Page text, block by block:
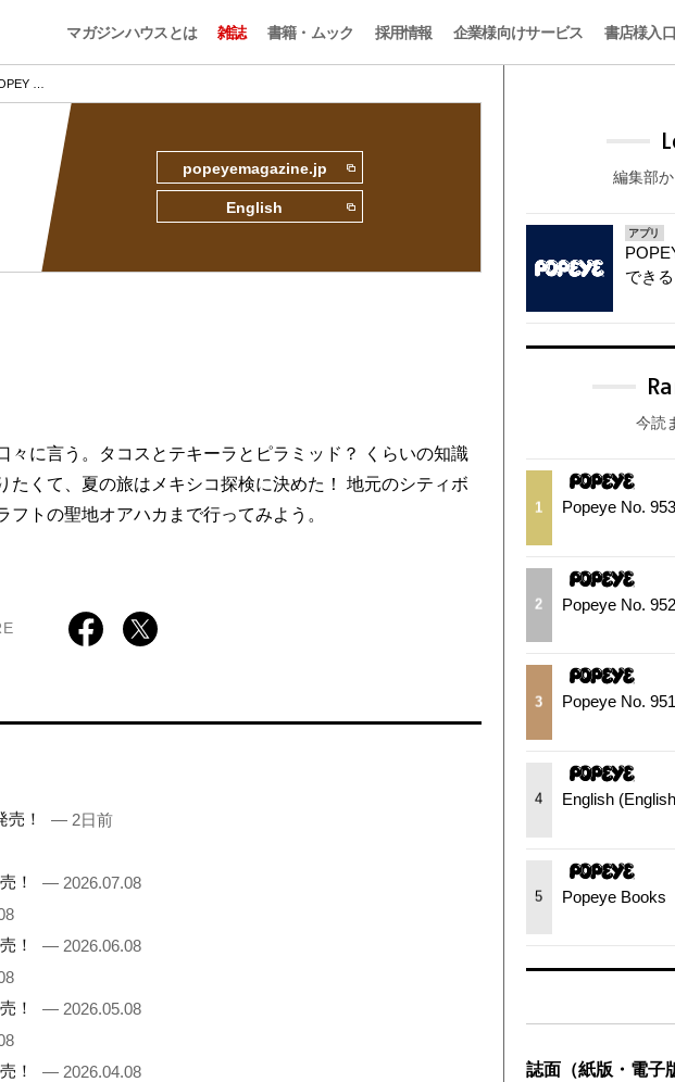
マガジンハウスとは 雑誌 書籍・ムック 採用情報 企業様向けサービス 書店様入口
…
popeyemagazine.jp
English
々に言う。タコスとテキーラとピラミッド？ くらいの知識
たくて、夏の旅はメキシコ探検に決めた！ 地元のシティボ
トの聖地オアハカまで行ってみよう。
売！
— 2日前
！
— 2026.07.08
！
— 2026.06.08
！
— 2026.05.08
！
— 2026.04.08
編集部
アプリ
でき
今読
1 Popeye No.
2 Popeye No.
3 Popeye No.
4 English
5 Popeye Books
誌面（紙版・電子